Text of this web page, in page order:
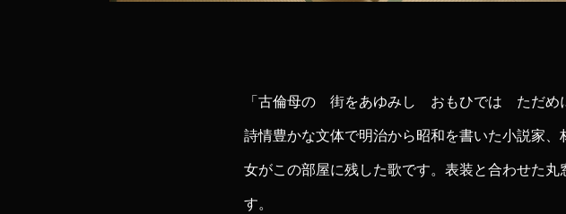
「古倫母の 街をあゆみし おもひでは ただめ
詩情豊かな文体で明治から昭和を書いた小説家
女がこの部屋に残した歌です。表装と合わせた
す。